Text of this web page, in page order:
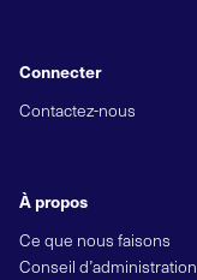
À propos
Ce que nous faisons
Conseil d’administration
Connecter
Contactez-nous